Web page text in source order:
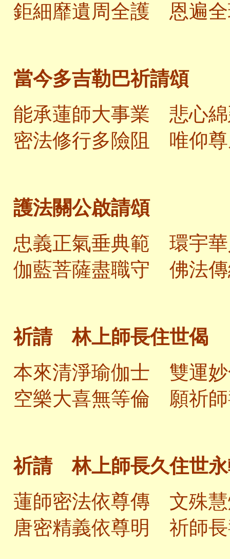
鉅細靡遺周全護 恩遍全
當今多吉勒巴祈請頌
能承蓮師大事業 悲心綿
密法修行多險阻 唯仰尊
護法關公啟請頌
忠義正氣垂典範 環宇華
伽藍菩薩盡職守 佛法傳
祈請 林上師長住世偈
本來清淨瑜伽士 雙運妙
空樂大喜無等倫 願祈
祈請 林上師長久住世永
蓮師密法依尊傳 文殊慧
唐密精義依尊明 祈師